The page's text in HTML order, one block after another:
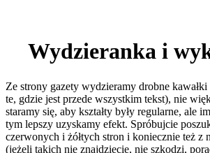
Wydzieranka i
Ze strony gazety wydzieramy drobne
te, gdzie jest przede wszystkim tekst), nie
staramy się, aby kształty były regularne, ale
tym lepszy uzyskamy efekt. Spróbujcie
czerwonych i żółtych stron i koniecznie też z
(jeżeli takich nie znajdziecie, nie szkodzi,